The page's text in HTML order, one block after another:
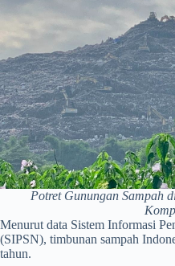
Potret Gunungan Sampah
Menurut data Sistem Informasi
(SIPSN), timbunan sampah
tahun.